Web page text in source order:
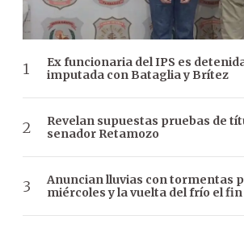
Ex funcionaria del IPS es
imputada con Bataglia y Brítez
Revelan supuestas pruebas de
senador Retamozo
Anuncian lluvias con tormentas
miércoles y la vuelta del frío el